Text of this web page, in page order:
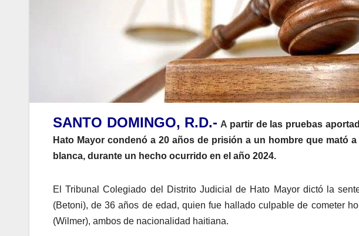
SANTO DOMINGO, R.D.- A partir de las pruebas
Hato Mayor condenó a 20 años de prisión a un hombre que mató
blanca, durante un hecho ocurrido en el año 2024.
El Tribunal Colegiado del Distrito Judicial de Hato Mayor dictó la
(Betoni), de 36 años de edad, quien fue hallado culpable de cometer
(Wilmer), ambos de nacionalidad haitiana.